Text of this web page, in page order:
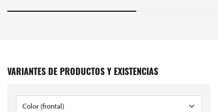
VARIANTES DE PRODUCTOS Y EXISTENCIAS